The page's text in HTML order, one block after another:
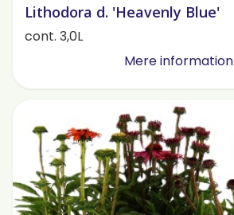
Lithodora d. 'Heavenly Blue'
cont. 3,0L
Mere information